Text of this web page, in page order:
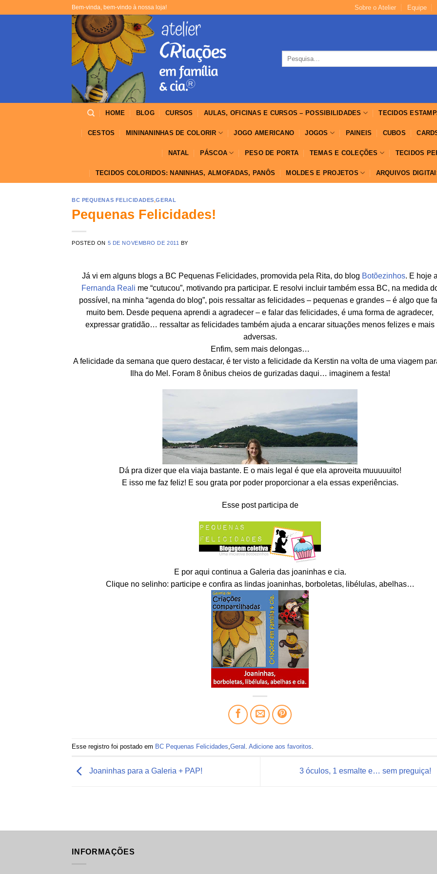
Bem-vinda, bem-vindo à nossa loja! Sobre o Atelier Equipe
por:
HOME BLOG CURSOS AULAS, OFICINAS E CURSOS – POSSIBILIDADES TECIDOS
CESTOS MININANINHAS DE COLORIR JOGO AMERICANO JOGOS PAINEIS CUBOS
NATAL PÁSCOA PESO DE PORTA TEMAS E COLEÇÕES TECIDOS
TECIDOS COLORIDOS: NANINHAS, ALMOFADAS, PANÔS MOLDES E PROJETOS ARQUIVOS
BC PEQUENAS FELICIDADES,GERAL
Pequenas Felicidades!
POSTED ON 5 DE NOVEMBRO DE 2011 BY
Já vi em alguns blogs a BC Pequenas Felicidades, promovida pela Rita, do blog Botõezinhos. E hoje a
Fernanda Reali me “cutucou”, motivando pra participar. E resolvi incluir também essa BC, na medida
possível, na minha “agenda do blog”, pois ressaltar as felicidades – pequenas e grandes – é algo que
muito bem. Desde pequena aprendi a agradecer – e falar das felicidades, é uma forma de agradecer,
expressar gratidão… ressaltar as felicidades também ajuda a encarar situações menos felizes e mais
adversas.
Enfim, sem mais delongas…
A felicidade da semana que quero destacar, é ter visto a felicidade da Kerstin na volta de uma viagem
Ilha do Mel. Foram 8 ônibus cheios de gurizadas daqui… imaginem a festa!
Dá pra dizer que ela viaja bastante. E o mais legal é que ela aproveita muuuuuito!
E isso me faz feliz! E sou grata por poder proporcionar a ela essas experiências.
Esse post participa de
E por aqui continua a Galeria das joaninhas e cia.
Clique no selinho: participe e confira as lindas joaninhas, borboletas, libélulas, abelhas…
Esse registro foi postado em BC Pequenas Felicidades,Geral . Adicione aos favoritos.
Joaninhas para a Galeria + PAP! 3 óculos, 1 esmalte e… sem preguiça!
INFORMAÇÕES